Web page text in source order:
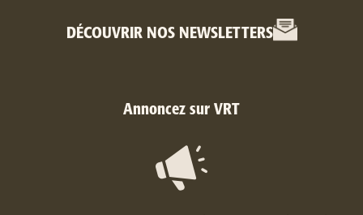
DÉCOUVRIR NOS NEWSLETTERS
Annoncez sur VRT